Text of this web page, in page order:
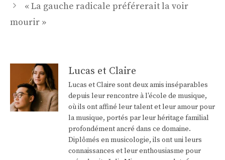
« La gauche radicale préférerait la voir
mourir »
Lucas et Claire
Lucas et Claire sont deux amis inséparables
depuis leur rencontre à l'école de musique,
où ils ont affiné leur talent et leur amour pour
la musique, portés par leur héritage familial
profondément ancré dans ce domaine.
Diplômés en musicologie, ils ont uni leurs
connaissances et leur enthousiasme pour